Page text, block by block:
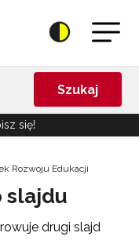
Szukaj
się!
Rozwoju Edukacji
slajdu
drugi slajd